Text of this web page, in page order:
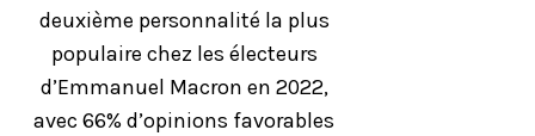
deuxième personnalité la plus
populaire chez les électeurs
d’Emmanuel Macron en 2022,
avec 66% d’opinions favorables